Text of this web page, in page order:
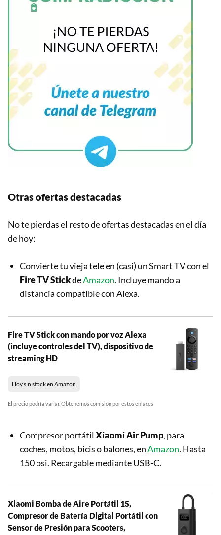
Otras ofertas destacadas
No te pierdas el resto de ofertas destacadas en el día
de hoy:
Convierte tu vieja tele en (casi) un Smart TV con el
Fire TV StickdeAmazon. Incluye mando a
distancia compatible con Alexa.
Fire TV Stick con mando por voz Alexa
(incluye controles del TV), dispositivo de
streaming HD
Hoy sin stock en Amazon
El precio podría variar. Obtenemos comisión por estos enlaces
Compresor portátil Xiaomi Air Pump, para
coches, motos, bicis o balones, enAmazon. Hasta
150 psi. Recargable mediante USB-C.
Xiaomi Bomba de Aire Portátil 1S,
Compresor de Batería Digital Portátil con
Sensor de Presión para Scooters,